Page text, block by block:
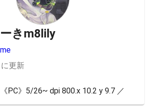
きm8lily
更新
PC》5/26~ dpi 800.x 10.2 y 9.7 ／